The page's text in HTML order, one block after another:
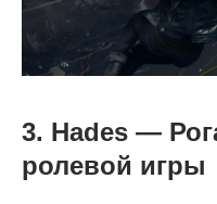
3. Hades —
ролевой игры